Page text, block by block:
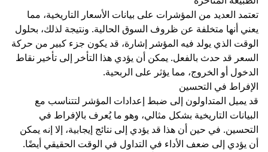
تعتمد العديد من المؤشرات على بيانات الأسعار التاريخية، مما
يعني أنها متخلفة عن ظروف السوق الحالية. ونتيجة لذلك، بحلول
الوقت الذي يولد فيه المؤشر إشارة، قد يكون جزء كبير من حركة
السعر قد حدث بالفعل. يمكن أن يؤدي هذا التأخر إلى تأخير نقاط
الدخول أو الخروج، مما يؤثر على الربحية.
الإفراط في التحسين
قد يميل المتداولون إلى ضبط إعدادات المؤشر لتتناسب مع
البيانات التاريخية بشكل مثالي، وهو ما يُعرف بالإفراط في
التحسين. في حين أن هذا قد يؤدي إلى نتائج إيجابية، إلا إنه يمكن
أن يؤدي إلى ضعف الأداء في التداول في الوقت الحقيقي أيضًا.